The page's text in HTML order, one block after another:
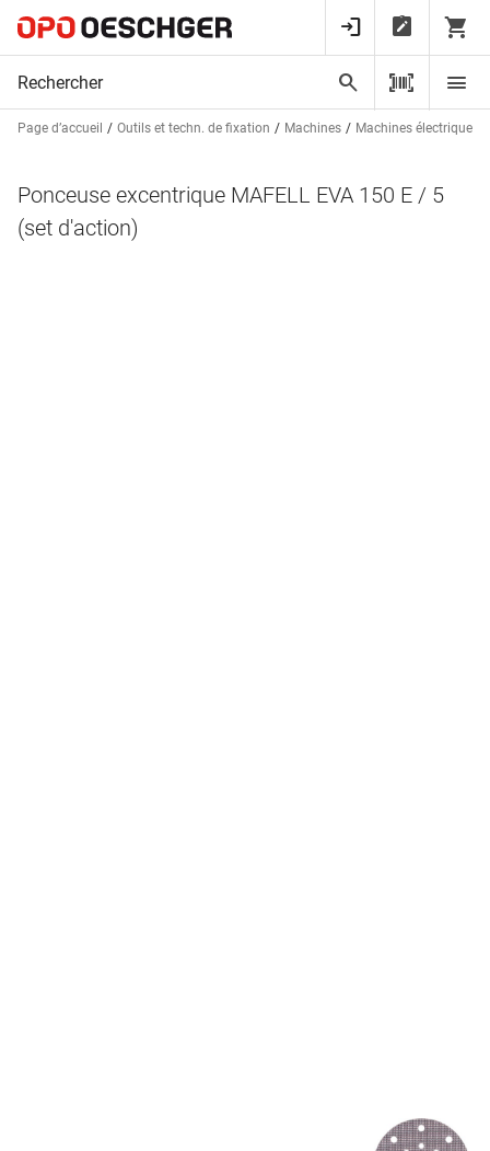
Page d’accueil Outils et techn. de fixation Machines Machines électriques
Ponceuse excentrique MAFELL EVA 150 E / 5
(set d'action)